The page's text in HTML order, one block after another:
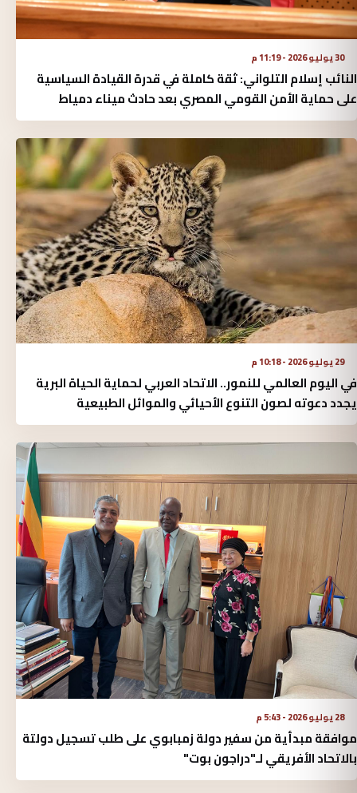
30 يوليو 2026 - 11:19 م
النائب إسلام التلواني: ثقة كاملة في قدرة القيادة السياسية
على حماية الأمن القومي المصري بعد حادث ميناء دمياط
29 يوليو 2026 - 10:18 م
في اليوم العالمي للنمور.. الاتحاد العربي لحماية الحياة البرية
يجدد دعوته لصون التنوع الأحيائي والموائل الطبيعية
28 يوليو 2026 - 5:43 م
موافقة مبدأية من سفير دولة زمبابوي على طلب تسجيل دولتة
بالاتحاد الأفريقي لـ"دراجون بوت"